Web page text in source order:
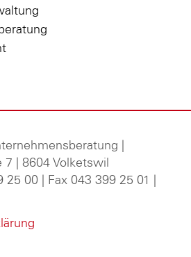
7 | 8604 Volketswil
25 00 | Fax 043 399 25 01 |